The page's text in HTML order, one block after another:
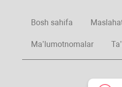
Bosh sahifa
Ma’lumotnomalar